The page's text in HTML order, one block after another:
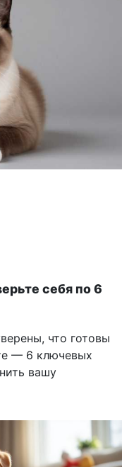
себя по 6
что готовы
— 6 ключевых
вашу